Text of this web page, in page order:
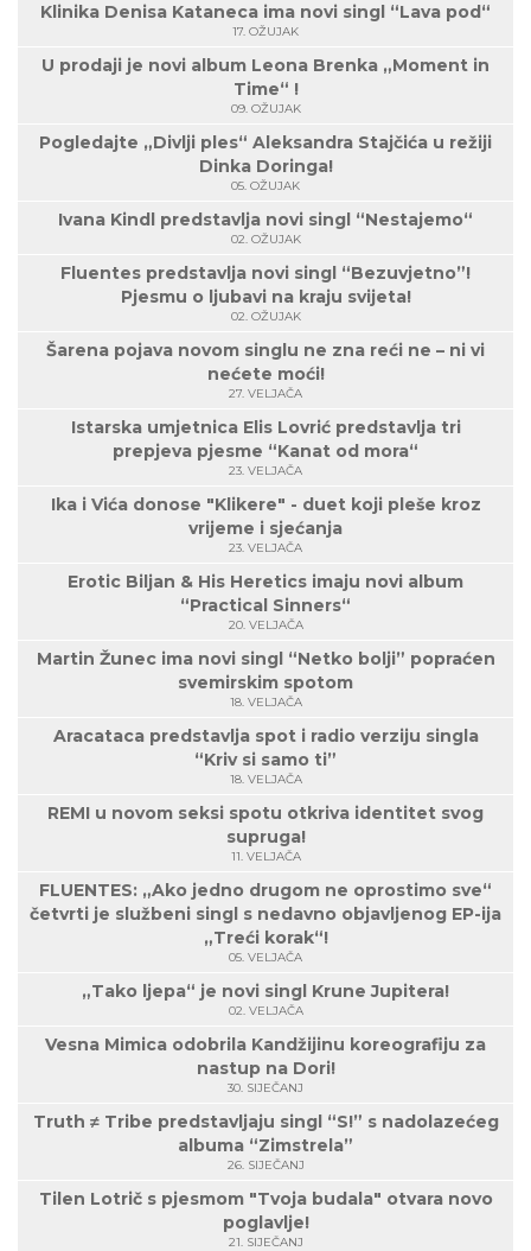
Klinika Denisa Kataneca ima novi singl “Lava pod“
17. OŽUJAK
U prodaji je novi album Leona Brenka „Moment in
Time“ !
09. OŽUJAK
Pogledajte „Divlji ples“ Aleksandra Stajčića u režiji
Dinka Doringa!
05. OŽUJAK
Ivana Kindl predstavlja novi singl “Nestajemo“
02. OŽUJAK
Fluentes predstavlja novi singl “Bezuvjetno”!
Pjesmu o ljubavi na kraju svijeta!
02. OŽUJAK
Šarena pojava novom singlu ne zna reći ne – ni vi
nećete moći!
27. VELJAČA
Istarska umjetnica Elis Lovrić predstavlja tri
prepjeva pjesme “Kanat od mora“
23. VELJAČA
Ika i Vića donose "Klikere" - duet koji pleše kroz
vrijeme i sjećanja
23. VELJAČA
Erotic Biljan & His Heretics imaju novi album
“Practical Sinners“
20. VELJAČA
Martin Žunec ima novi singl “Netko bolji” popraćen
svemirskim spotom
18. VELJAČA
Aracataca predstavlja spot i radio verziju singla
“Kriv si samo ti”
18. VELJAČA
REMI u novom seksi spotu otkriva identitet svog
supruga!
11. VELJAČA
FLUENTES: „Ako jedno drugom ne oprostimo sve“
četvrti je službeni singl s nedavno objavljenog EP-ija
„Treći korak“!
05. VELJAČA
„Tako ljepa“ je novi singl Krune Jupitera!
02. VELJAČA
Vesna Mimica odobrila Kandžijinu koreografiju za
nastup na Dori!
30. SIJEČANJ
Truth ≠ Tribe predstavljaju singl “S!” s nadolazećeg
albuma “Zimstrela”
26. SIJEČANJ
Tilen Lotrič s pjesmom "Tvoja budala" otvara novo
poglavlje!
21. SIJEČANJ